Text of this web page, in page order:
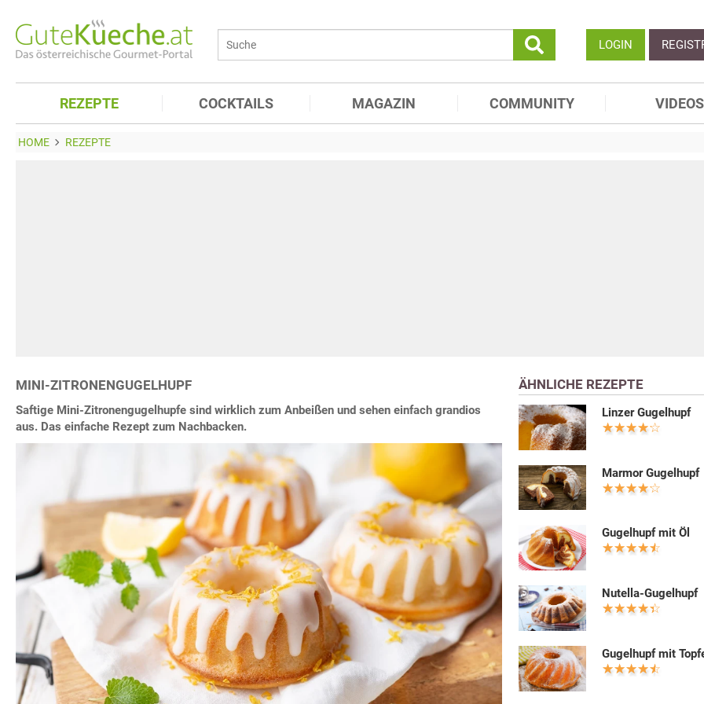
LOGIN
REZEPTE COCKTAILS MAGAZIN COMMUNITY VIDEOS
HOME REZEPTE
MINI-ZITRONENGUGELHUPF
Saftige Mini-Zitronengugelhupfe sind wirklich zum Anbeißen und sehen einfach grandios
aus. Das einfache Rezept zum Nachbacken.
ÄHNLICHE REZEPTE
Linzer Gugelhupf
Marmor Gugelhupf
Gugelhupf mit Öl
Nutella-Gugelhupf
Gugelhupf mit